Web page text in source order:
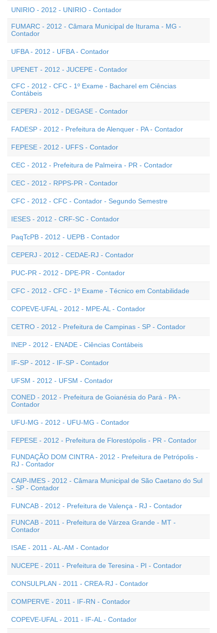
UNIRIO - 2012 - UNIRIO - Contador
FUMARC - 2012 - Câmara Municipal de Iturama - MG -
Contador
UFBA - 2012 - UFBA - Contador
UPENET - 2012 - JUCEPE - Contador
CFC - 2012 - CFC - 1º Exame - Bacharel em Ciências
Contábeis
CEPERJ - 2012 - DEGASE - Contador
FADESP - 2012 - Prefeitura de Alenquer - PA - Contador
FEPESE - 2012 - UFFS - Contador
CEC - 2012 - Prefeitura de Palmeira - PR - Contador
CEC - 2012 - RPPS-PR - Contador
CFC - 2012 - CFC - Contador - Segundo Semestre
IESES - 2012 - CRF-SC - Contador
PaqTcPB - 2012 - UEPB - Contador
CEPERJ - 2012 - CEDAE-RJ - Contador
PUC-PR - 2012 - DPE-PR - Contador
CFC - 2012 - CFC - 1º Exame - Técnico em Contabilidade
COPEVE-UFAL - 2012 - MPE-AL - Contador
CETRO - 2012 - Prefeitura de Campinas - SP - Contador
INEP - 2012 - ENADE - Ciências Contábeis
IF-SP - 2012 - IF-SP - Contador
UFSM - 2012 - UFSM - Contador
CONED - 2012 - Prefeitura de Goianésia do Pará - PA -
Contador
UFU-MG - 2012 - UFU-MG - Contador
FEPESE - 2012 - Prefeitura de Florestópolis - PR - Contador
FUNDAÇÃO DOM CINTRA - 2012 - Prefeitura de Petrópolis -
RJ - Contador
CAIP-IMES - 2012 - Câmara Municipal de São Caetano do Sul
- SP - Contador
FUNCAB - 2012 - Prefeitura de Valença - RJ - Contador
FUNCAB - 2011 - Prefeitura de Várzea Grande - MT -
Contador
ISAE - 2011 - AL-AM - Contador
NUCEPE - 2011 - Prefeitura de Teresina - PI - Contador
CONSULPLAN - 2011 - CREA-RJ - Contador
COMPERVE - 2011 - IF-RN - Contador
COPEVE-UFAL - 2011 - IF-AL - Contador